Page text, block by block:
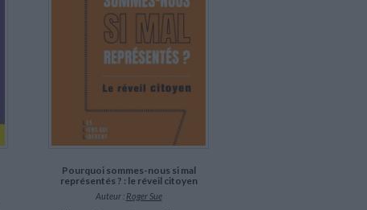
Pourquoi sommes-nous si mal
représentés ? : le réveil citoyen
Auteur : Roger Sue